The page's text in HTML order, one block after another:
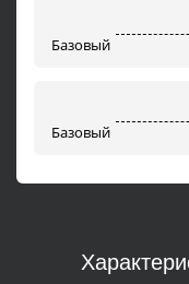
Базовый
Базовый